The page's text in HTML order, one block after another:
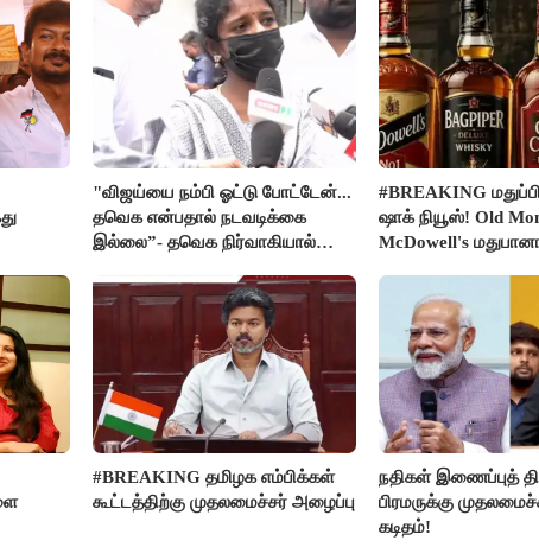
"விஜய்யை நம்பி ஓட்டு போட்டேன்...
தவெக என்பதால் நடவடிக்கை
இல்லை”- தவெக நிர்வாகியால்
#BREAKING
ஷாக் நியூஸ்! Old
McDowell's
#BREAKING தமிழக எம்பிக்கள்
கூட்டத்திற்கு முதலமைச்சர் அழைப்பு
நதிகள் இணைப்புத்
பிரமருக்கு
கடிதம்!